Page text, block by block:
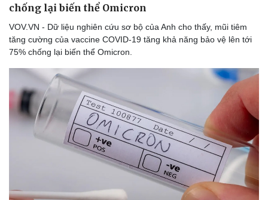
chống lại biến thể Omicron
VOV.VN - Dữ liệu nghiên cứu sơ bộ của Anh cho thấy, mũi tiêm
tăng cường của vaccine COVID-19 tăng khả năng bảo vệ lên tới
75% chống lại biến thể Omicron.